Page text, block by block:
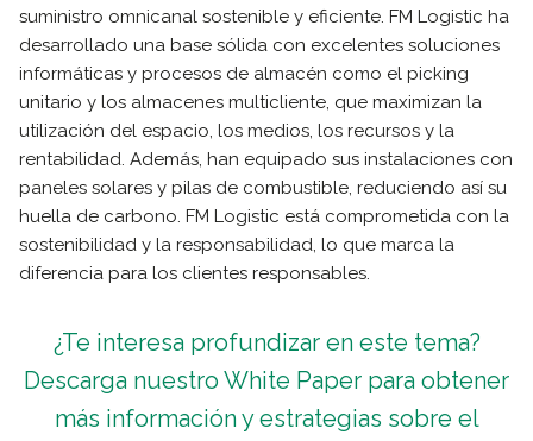
suministro omnicanal sostenible y eficiente. FM Logistic ha
desarrollado una base sólida con excelentes soluciones
informáticas y procesos de almacén como el picking
unitario y los almacenes multicliente, que maximizan la
utilización del espacio, los medios, los recursos y la
rentabilidad. Además, han equipado sus instalaciones con
paneles solares y pilas de combustible, reduciendo así su
huella de carbono. FM Logistic está comprometida con la
sostenibilidad y la responsabilidad, lo que marca la
diferencia para los clientes responsables.
¿Te interesa profundizar en este tema?
Descarga nuestro White Paper para obtener
más información y estrategias sobre el